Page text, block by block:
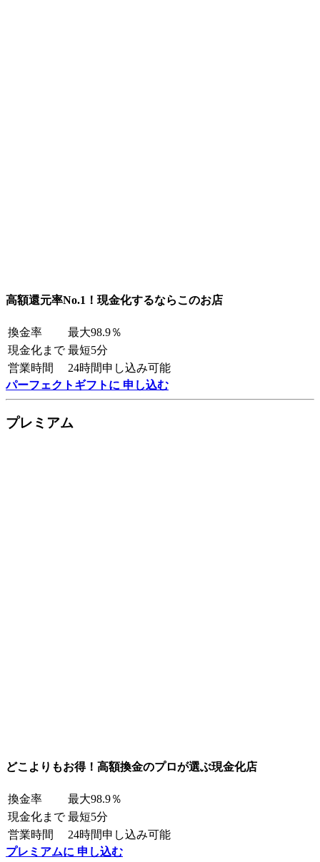
高額還元率No.1！現金化するならこのお店
換金率
最大98.9％
現金化まで 最短5分
営業時間
24時間申し込み可能
パーフェクトギフトに 申し込む
プレミアム
どこよりもお得！高額換金のプロが選ぶ現金化店
換金率
最大98.9％
現金化まで 最短5分
営業時間
24時間申し込み可能
プレミアムに 申し込む